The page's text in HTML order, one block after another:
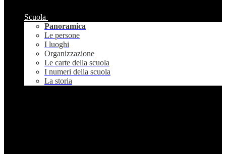
Scuola
Panoramica
Le persone
I luoghi
Organizzazione
Le carte della scuola
I numeri della scuola
La storia